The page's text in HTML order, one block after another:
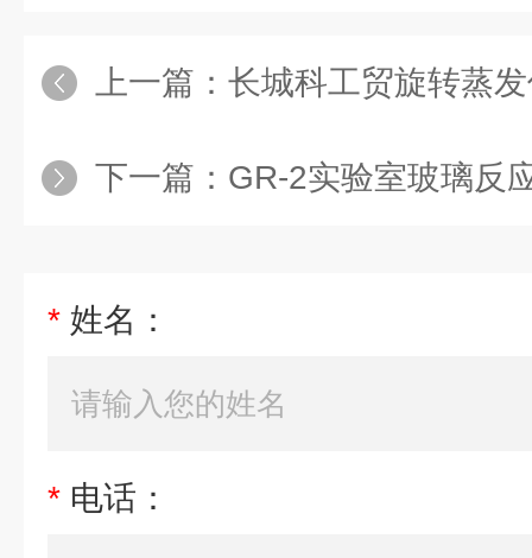
上一篇： 长城科工贸旋转蒸
下一篇： GR-2实验室玻璃反
* 姓名：
* 电话：